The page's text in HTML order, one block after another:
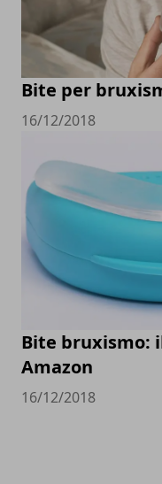
Bite per
16/12/2018
Bite bruxismo:
Amazon
16/12/2018